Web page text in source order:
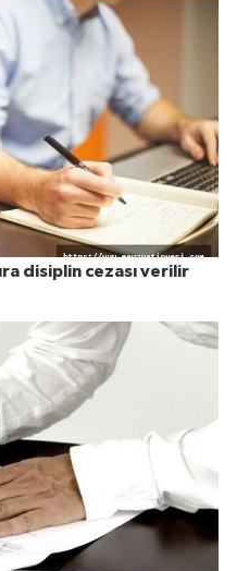
disiplin cezası verilir